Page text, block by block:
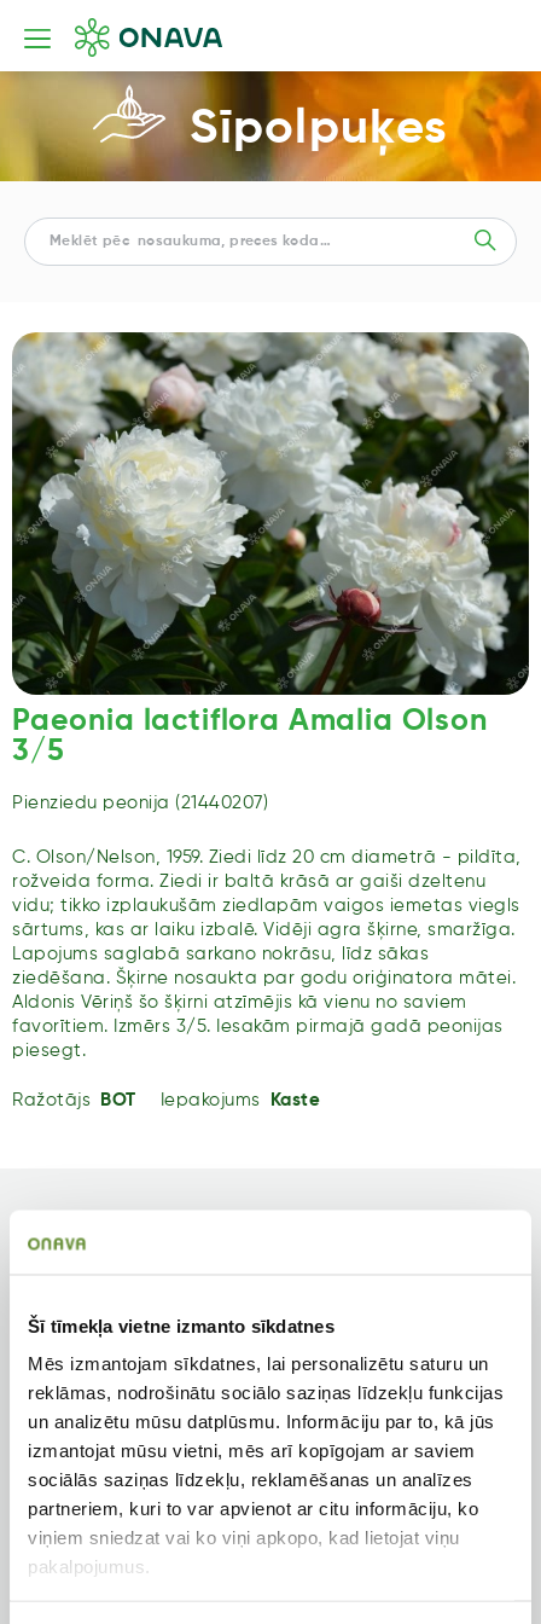
Šī tīmekļa vietne izmanto sīkdatnes
Mēs izmantojam sīkdatnes, lai personalizētu saturu un
reklāmas, nodrošinātu sociālo saziņas līdzekļu funkcijas
un analizētu mūsu datplūsmu. Informāciju par to, kā jūs
izmantojat mūsu vietni, mēs arī kopīgojam ar saviem
sociālās saziņas līdzekļu, reklamēšanas un analīzes
partneriem, kuri to var apvienot ar citu informāciju, ko
viņiem sniedzat vai ko viņi apkopo, kad lietojat viņu
pakalpojumus.
Sīpolpuķes
Paeonia lactiflora Amalia Olson
3/5
Pienziedu peonija (21440207)
C. Olson/Nelson, 1959. Ziedi līdz 20 cm diametrā - pildīta,
rožveida forma. Ziedi ir baltā krāsā ar gaiši dzeltenu
vidu; tikko izplaukušām ziedlapām vaigos iemetas viegls
sārtums, kas ar laiku izbalē. Vidēji agra šķirne, smaržīga.
Lapojums saglabā sarkano nokrāsu, līdz sākas
ziedēšana. Šķirne nosaukta par godu oriģinatora mātei.
Aldonis Vēriņš šo šķirni atzīmējis kā vienu no saviem
favorītiem. Izmērs 3/5. Iesakām pirmajā gadā peonijas
piesegt.
Ražotājs BOT Iepakojums Kaste
Sīpolpuķes
Pildīts
90 cm
Auga tips
Ziemciete
Apgaismojums
Saulainām vietām
Dobēm, grieztajiem
ziediem
Jūn